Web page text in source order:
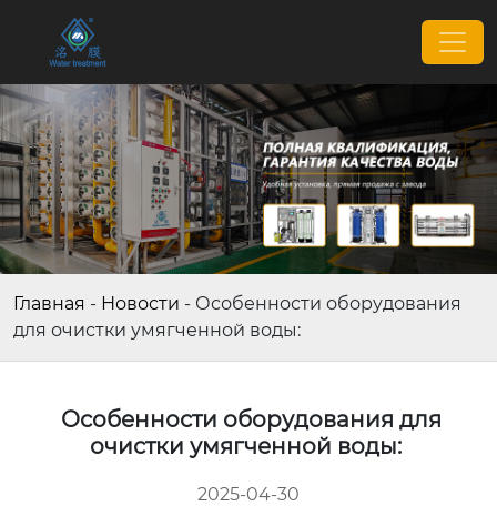
Главная - Новости - Особенности оборудования
для очистки умягченной воды:
Особенности оборудования для
очистки умягченной воды:
2025-04-30